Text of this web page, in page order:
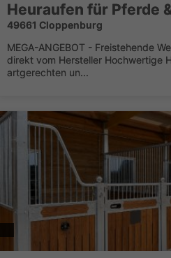
Heuraufen für Pferde
49661 Cloppenburg
MEGA-ANGEBOT - Freistehende
direkt vom Hersteller Hochwertige
artgerechten un...